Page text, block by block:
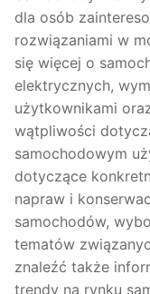
dla osób
rozwiązaniami w
się więcej o
elektrycznych,
użytkownikami
wątpliwości
samochodowym
dotyczące
napraw i
samochodów,
tematów
znaleźć także
trendy na rynku